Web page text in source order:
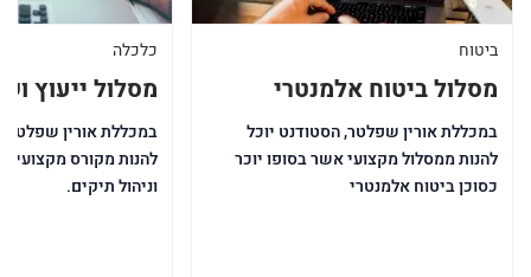
ביטוח
מסלול ביטוח אלמנטרי
במכללת אורין שפלטר, הסטודנט יוכל
להנות ממסלול מקצועי אשר בסופו יוכר
כסוכן ביטוח אלמנטרי
כלכלה
מסלול ייעוץ
במכללת אורין שפלטר,
להנות מקורס מקצועי
וניהול תיקים.